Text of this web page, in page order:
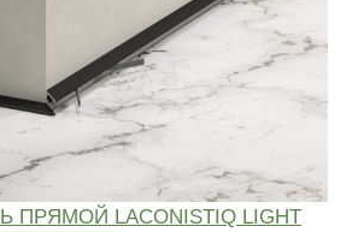
ПРЯМОЙ LACONISTIQ LIGHT